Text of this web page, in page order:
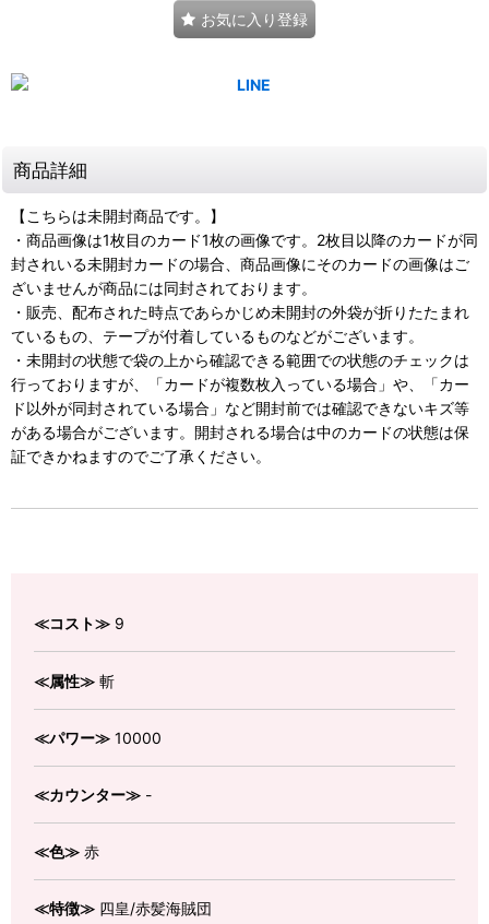
お気に入り登録
商品詳細
【こちらは未開封商品です。】
・商品画像は1枚目のカード1枚の画像です。2枚目以降のカードが同
封されいる未開封カードの場合、商品画像にそのカードの画像はご
ざいませんが商品には同封されております。
・販売、配布された時点であらかじめ未開封の外袋が折りたたまれ
ているもの、テープが付着しているものなどがございます。
・未開封の状態で袋の上から確認できる範囲での状態のチェックは
行っておりますが、「カードが複数枚入っている場合」や、「カー
ド以外が同封されている場合」など開封前では確認できないキズ等
がある場合がございます。開封される場合は中のカードの状態は保
証できかねますのでご了承ください。
≪コスト≫ 9
≪属性≫ 斬
≪パワー≫ 10000
≪カウンター≫ -
≪色≫ 赤
≪特徴≫ 四皇/赤髪海賊団